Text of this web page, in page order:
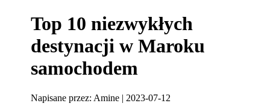
Top 10 niezwykłych
destynacji w Maroku
samochodem
Napisane przez: Amine | 2023-07-12